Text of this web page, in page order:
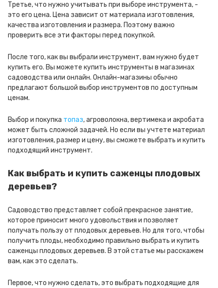
Третье, что нужно учитывать при выборе инструмента, -
это его цена. Цена зависит от материала изготовления,
качества изготовления и размера. Поэтому важно
проверить все эти факторы перед покупкой.
После того, как вы выбрали инструмент, вам нужно будет
купить его. Вы можете купить инструменты в магазинах
садоводства или онлайн. Онлайн-магазины обычно
предлагают большой выбор инструментов по доступным
ценам.
Выбор и покупка топаз, агроволокна, вертимека и акробата
может быть сложной задачей. Но если вы учтете материал
изготовления, размер и цену, вы сможете выбрать и купить
подходящий инструмент.
Как выбрать и купить саженцы плодовых
деревьев?
Садоводство представляет собой прекрасное занятие,
которое приносит много удовольствия и позволяет
получать пользу от плодовых деревьев. Но для того, чтобы
получить плоды, необходимо правильно выбрать и купить
саженцы плодовых деревьев. В этой статье мы расскажем
вам, как это сделать.
Первое, что нужно сделать, это выбрать подходящие для